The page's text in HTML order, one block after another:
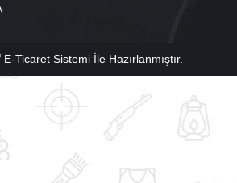
E-Ticaret Sistemiİle Hazırlanmıştır.